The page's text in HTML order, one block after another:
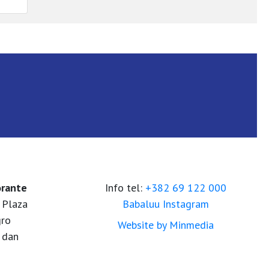
Info tel: +382 69 122 000
Babaluu Instagram
Website by Minmedia